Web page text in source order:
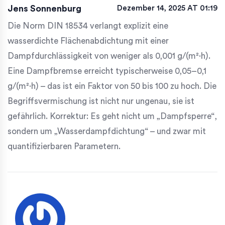
Jens Sonnenburg Dezember 14, 2025 AT 01:19
Die Norm DIN 18534 verlangt explizit eine
wasserdichte Flächenabdichtung mit einer
Dampfdurchlässigkeit von weniger als 0,001 g/(m²·h).
Eine Dampfbremse erreicht typischerweise 0,05–0,1
g/(m²·h) – das ist ein Faktor von 50 bis 100 zu hoch. Die
Begriffsvermischung ist nicht nur ungenau, sie ist
gefährlich. Korrektur: Es geht nicht um „Dampfsperre“,
sondern um „Wasserdampfdichtung“ – und zwar mit
quantifizierbaren Parametern.